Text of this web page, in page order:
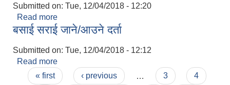
Submitted on: Tue, 12/04/2018 - 12:20
Read more
बसाई सराई जाने/आउने दर्ता
Submitted on: Tue, 12/04/2018 - 12:12
Read more
Pages
« first ‹ previous 3
4